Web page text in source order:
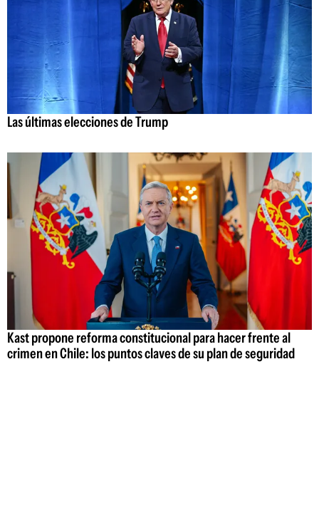
Las últimas elecciones de Trump
Kast propone reforma constitucional para hacer frente al
crimen en Chile: los puntos claves de su plan de seguridad